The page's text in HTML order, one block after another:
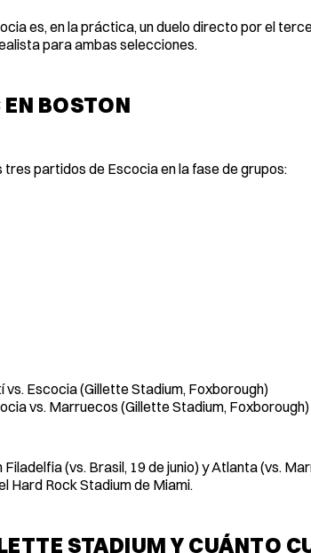
es, en la práctica, un duelo directo por el
para ambas selecciones.
EN BOSTON
partidos de Escocia en la fase de grupos:
Escocia (Gillette Stadium, Foxborough)
vs. Marruecos (Gillette Stadium, Foxborough)
(vs. Brasil, 19 de junio) y Atlanta (vs.
Hard Rock Stadium de Miami.
STADIUM Y CUÁNTO